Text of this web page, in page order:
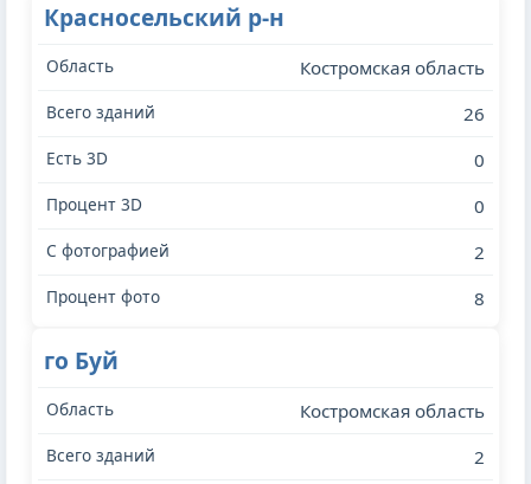
Красносельский р-н
Костромская область
26
0
0
2
8
го Буй
Костромская область
2